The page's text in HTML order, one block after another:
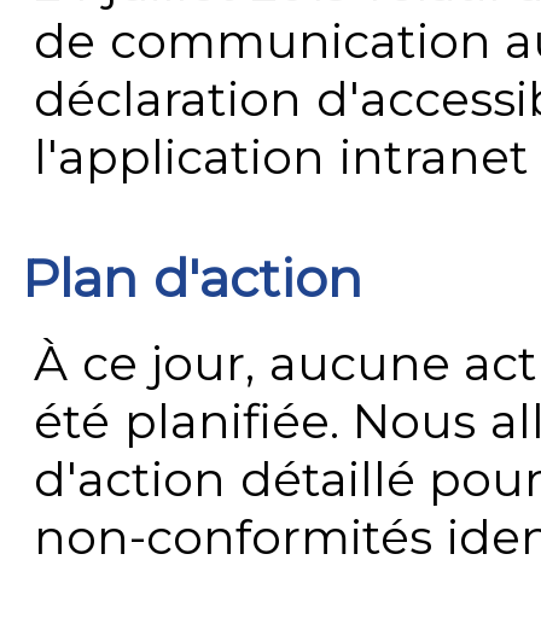
de communication
déclaration
l'application
Plan d'action
À ce jour, aucune
été planifiée. Nous
d'action détaillé
non-conformités